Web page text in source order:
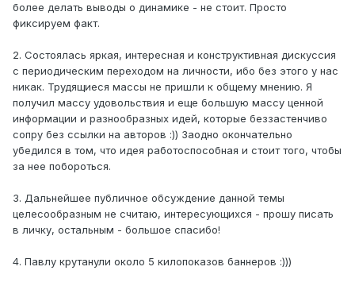
более делать выводы о динамике - не стоит. Просто
фиксируем факт.
2. Состоялась яркая, интересная и конструктивная дискуссия
с периодическим переходом на личности, ибо без этого у нас
никак. Трудящиеся массы не пришли к общему мнению. Я
получил массу удовольствия и еще большую массу ценной
информации и разнообразных идей, которые беззастенчиво
сопру без ссылки на авторов :)) Заодно окончательно
убедился в том, что идея работоспособная и стоит того, чтобы
за нее побороться.
3. Дальнейшее публичное обсуждение данной темы
целесообразным не считаю, интересующихся - прошу писать
в личку, остальным - большое спасибо!
4. Павлу крутанули около 5 килопоказов баннеров :)))